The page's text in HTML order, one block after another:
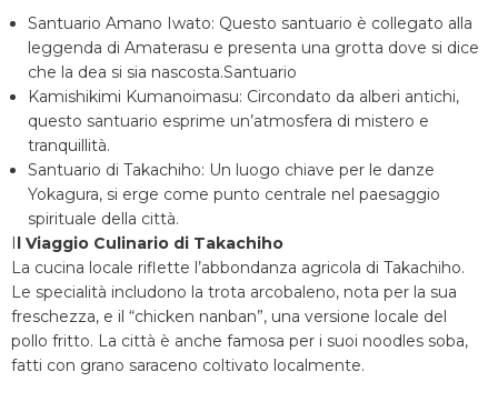
Santuario Amano Iwato: Questo santuario è collegato alla
leggenda di Amaterasu e presenta una grotta dove si dice
che la dea si sia nascosta.Santuario
Kamishikimi Kumanoimasu: Circondato da alberi antichi,
questo santuario esprime un’atmosfera di mistero e
tranquillità.
Santuario di Takachiho: Un luogo chiave per le danze
Yokagura, si erge come punto centrale nel paesaggio
spirituale della città.
l Viaggio Culinario di Takachiho
La cucina locale riflette l’abbondanza agricola di Takachiho.
Le specialità includono la trota arcobaleno, nota per la sua
freschezza, e il “chicken nanban”, una versione locale del
pollo fritto. La città è anche famosa per i suoi noodles soba,
fatti con grano saraceno coltivato localmente.